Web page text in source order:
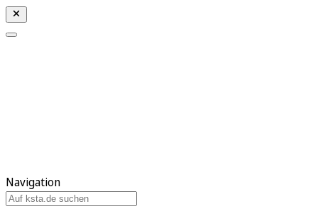
Navigation